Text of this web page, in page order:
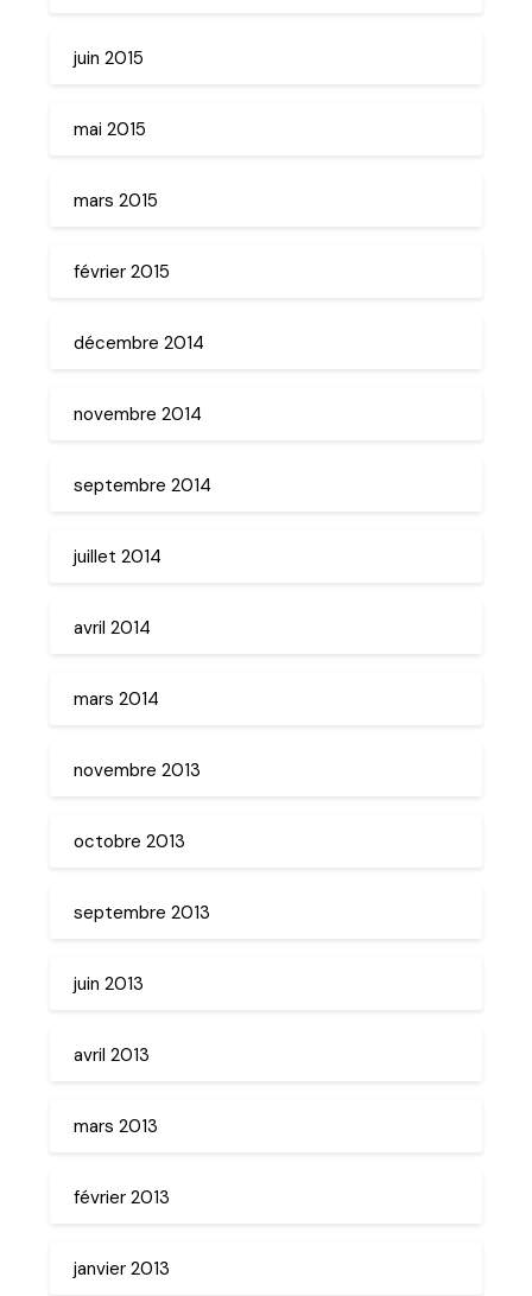
juin 2015
mai 2015
mars 2015
février 2015
décembre 2014
novembre 2014
septembre 2014
juillet 2014
avril 2014
mars 2014
novembre 2013
octobre 2013
septembre 2013
juin 2013
avril 2013
mars 2013
février 2013
janvier 2013